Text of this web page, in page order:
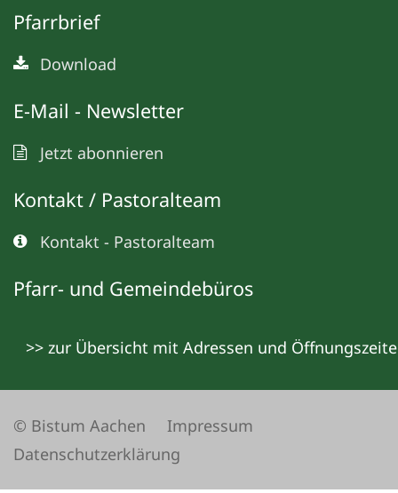
Pfarrbrief
Download
E-Mail - Newsletter
Jetzt abonnieren
Kontakt / Pastoralteam
Kontakt - Pastoralteam
Pfarr- und Gemeindebüros
>> zur Übersicht mit Adressen und
© Bistum Aachen
Impressum
Datenschutzerklärung